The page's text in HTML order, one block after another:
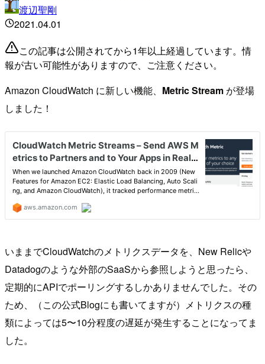
渡辺聖剛
2021.04.01
この記事は公開されてから1年以上経過しています。情
報が古い可能性がありますので、ご注意ください。
Amazon CloudWatch に新しい機能、 Metric Stream が登場
しました！
いままでCloudWatchのメトリクスデータを、New Relicや
Datadogのような外部のSaaSから参照しようと思ったら、
定期的にAPIでポーリングするしかありませんでした。その
ため、（この公式Blogにも書いてますが）メトリクスの種
類によっては5〜10分程度の遅延が発生することになってま
した。